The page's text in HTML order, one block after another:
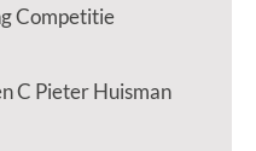
Competitie
C Pieter Huisman